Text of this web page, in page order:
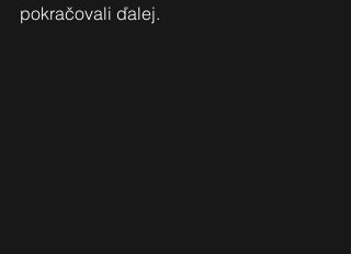
pokračovali ďalej.